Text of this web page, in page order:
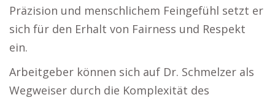
Präzision und menschlichem Feingefühl setzt er
sich für den Erhalt von Fairness und Respekt
ein.
Arbeitgeber können sich auf Dr. Schmelzer als
Wegweiser durch die Komplexität des